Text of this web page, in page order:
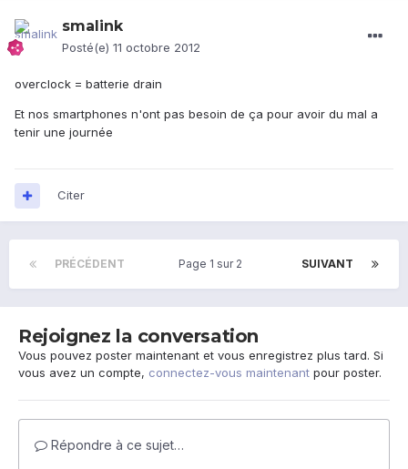
smalink
Posté(e) 11 octobre 2012
overclock = batterie drain
Et nos smartphones n'ont pas besoin de ça pour avoir du mal a
tenir une journée
Citer
PRÉCÉDENT SUIVANT
Page 1 sur 2
Rejoignez la conversation
Vous pouvez poster maintenant et vous enregistrez plus tard. Si
vous avez un compte, connectez-vous maintenant pour poster.
Répondre à ce sujet…